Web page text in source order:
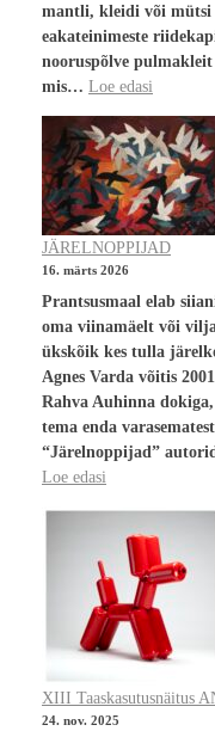
mantli, kleidi või
eakateinimeste
nooruspõlve
mis… Loe edasi
JÄRELNOPPIJAD
16. märts 2026
Prantsusmaal elab
oma viinamäelt või
ükskõik kes tulla
Agnes Varda võitis
Rahva Auhinna
tema enda
“Järelnoppijad”
Loe edasi
XIII Taaskasutusnäitus
24. nov. 2025